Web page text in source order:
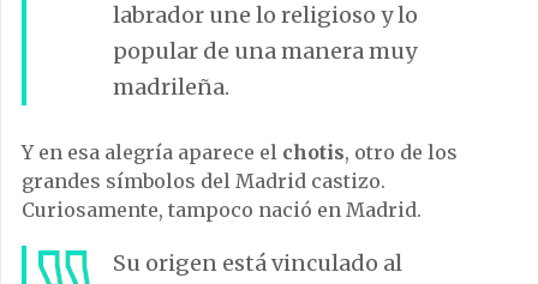
labrador une lo religioso y lo
popular de una manera muy
madrileña.
Y en esa alegría aparece el chotis, otro de los
grandes símbolos del Madrid castizo.
Curiosamente, tampoco nació en Madrid.
Su origen está vinculado al